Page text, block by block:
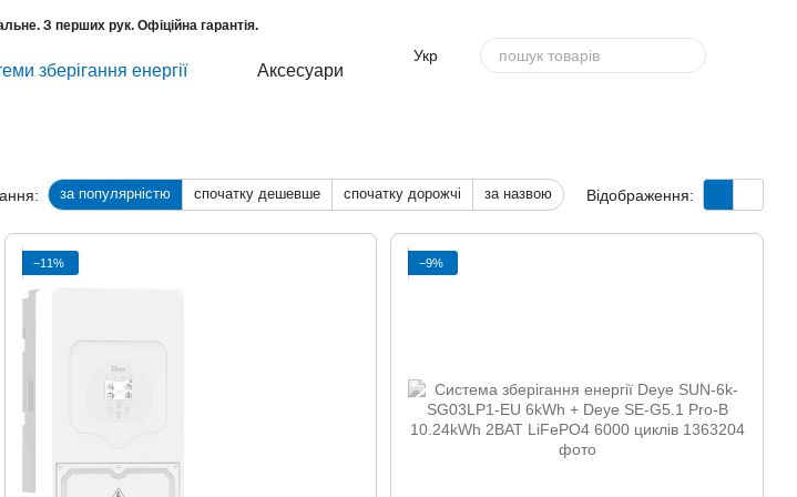
З перших рук. Офіційна гарантія.
зберігання енергії Аксесуари
Укр
за популярністю спочатку дешевше спочатку дорожчі за назвою Відображення:
−11% −9%